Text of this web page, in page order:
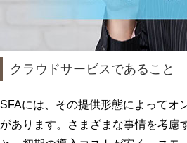
クラウドサービスであること
SFAには、その提供形態によってオ
があります。さまざまな事情を考慮